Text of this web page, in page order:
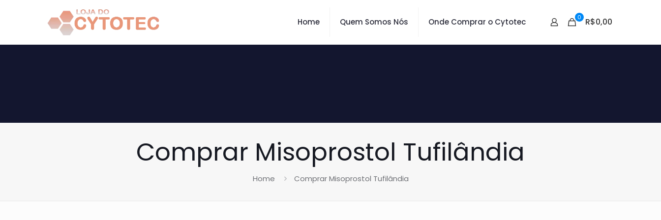
Home Quem Somos Nós Onde Comprar o Cytotec 0 R$0,00
Comprar Misoprostol Tufilândia
Home Comprar Misoprostol Tufilândia